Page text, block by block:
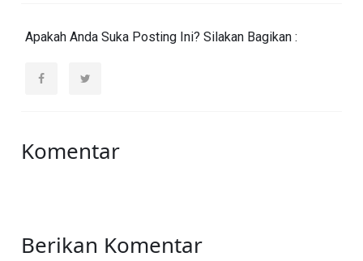
Apakah Anda Suka Posting Ini? Silakan Bagikan :
Komentar
Berikan Komentar